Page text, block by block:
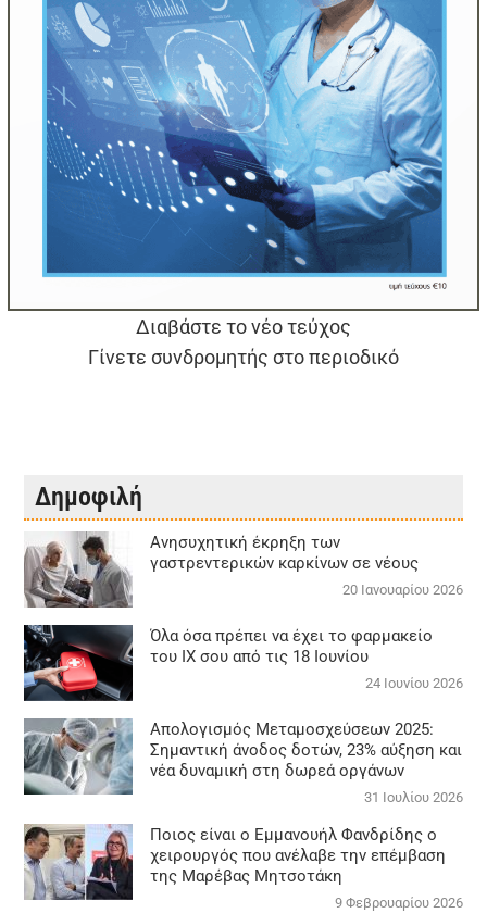
Διαβάστε το νέο τεύχος
Γίνετε συνδρομητής στο περιοδικό
Δημοφιλή
Aνησυχητική έκρηξη των
γαστρεντερικών καρκίνων σε νέους
20 Ιανουαρίου 2026
Όλα όσα πρέπει να έχει το φαρμακείο
του ΙΧ σου από τις 18 Ιουνίου
24 Ιουνίου 2026
Απολογισμός Μεταμοσχεύσεων 2025:
Σημαντική άνοδος δοτών, 23% αύξηση και
νέα δυναμική στη δωρεά οργάνων
31 Ιουλίου 2026
Ποιος είναι ο Εμμανουήλ Φανδρίδης ο
χειρουργός που ανέλαβε την επέμβαση
της Μαρέβας Μητσοτάκη
9 Φεβρουαρίου 2026